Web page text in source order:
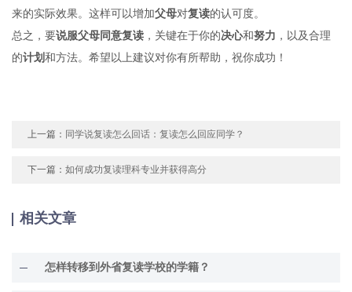
来的实际效果。这样可以增加父母对复读的认可度。
总之，要说服父母同意复读 ，关键在于你的决心和努力 ，以及合理
的计划和方法。希望以上建议对你有所帮助，祝你成功！
上一篇： 同学说复读怎么回话：复读怎么回应同学？
下一篇：如何成功复读理科专业并获得高分
相关文章
怎样转移到外省复读学校的学籍？